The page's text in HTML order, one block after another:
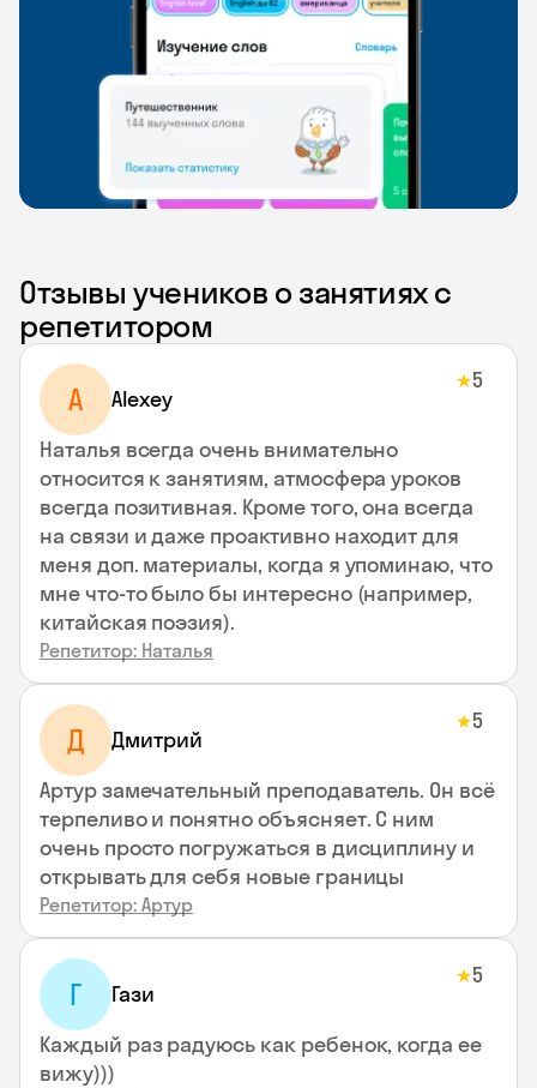
Отзывы учеников о занятиях с
репетитором
A Alexey
★5
Наталья всегда очень внимательно
относится к занятиям, атмосфера уроков
всегда позитивная. Кроме того, она всегда
на связи и даже проактивно находит для
меня доп. материалы, когда я упоминаю, что
мне что-то было бы интересно (например,
китайская поэзия).
Репетитор: Наталья
Д Дмитрий
★5
Артур замечательный преподаватель. Он всё
терпеливо и понятно объясняет. С ним
очень просто погружаться в дисциплину и
открывать для себя новые границы
Репетитор: Артур
Г Гази
★5
Каждый раз радуюсь как ребенок, когда ее
вижу)))